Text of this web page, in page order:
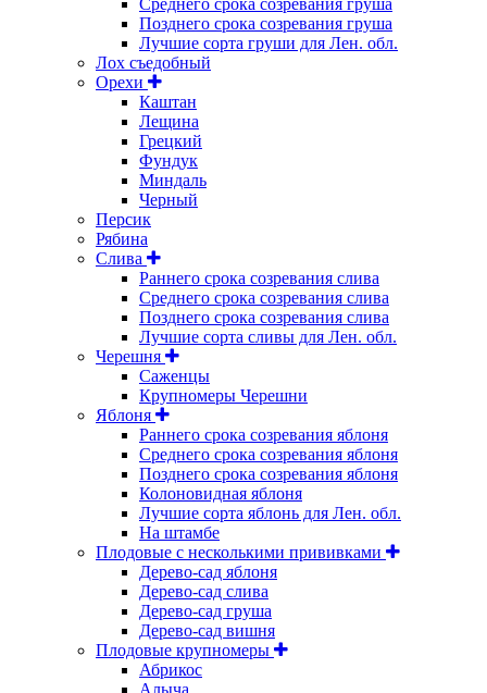
Среднего срока созревания груша
Позднего срока созревания груша
Лучшие сорта груши для Лен. обл.
Лох съедобный
Орехи
Каштан
Лещина
Грецкий
Фундук
Миндаль
Черный
Персик
Рябина
Слива
Раннего срока созревания слива
Среднего срока созревания слива
Позднего срока созревания слива
Лучшие сорта сливы для Лен. обл.
Черешня
Саженцы
Крупномеры Черешни
Яблоня
Раннего срока созревания яблоня
Среднего срока созревания яблоня
Позднего срока созревания яблоня
Колоновидная яблоня
Лучшие сорта яблонь для Лен. обл.
На штамбе
Плодовые с несколькими прививками
Дерево-сад яблоня
Дерево-сад слива
Дерево-сад груша
Дерево-сад вишня
Плодовые крупномеры
Абрикос
Алыча